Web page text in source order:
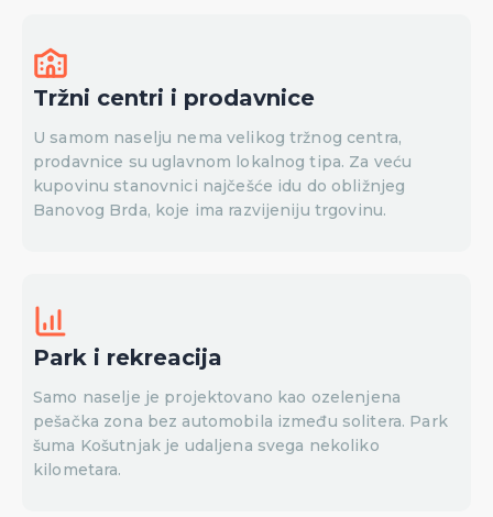
Tržni centri i prodavnice
U samom naselju nema velikog tržnog centra,
prodavnice su uglavnom lokalnog tipa. Za veću
kupovinu stanovnici najčešće idu do obližnjeg
Banovog Brda, koje ima razvijeniju trgovinu.
Park i rekreacija
Samo naselje je projektovano kao ozelenjena
pešačka zona bez automobila između solitera. Park
šuma Košutnjak je udaljena svega nekoliko
kilometara.